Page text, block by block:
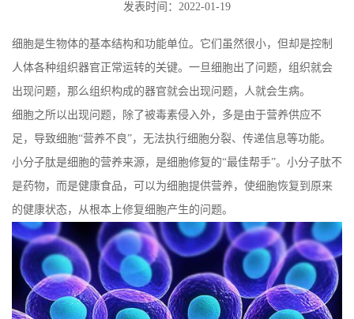
发表时间：2022-01-19
细胞是生物体的基本结构和功能单位。它们虽然很小，但却是控制
人体各种组织器官正常运转的关键。一旦细胞出了问题，组织就会
出现问题，那么组织构成的器官就会出现问题，人就会生病。
细胞之所以出现问题，除了被毒素侵入外，多是由于营养供应不
足，导致细胞“营养不良”，无法执行细胞分裂、传递信息等功能。
小分子肽是细胞的营养来源，是细胞修复的“最佳帮手”。小分子肽不
是药物，而是健康食品，可以为细胞提供营养，使细胞恢复到原来
的健康状态，从根本上修复细胞产生的问题。